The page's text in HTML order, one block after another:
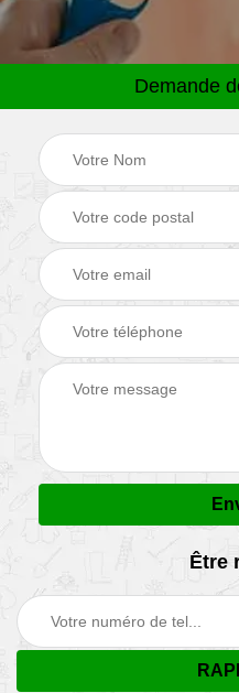
Demande
Être